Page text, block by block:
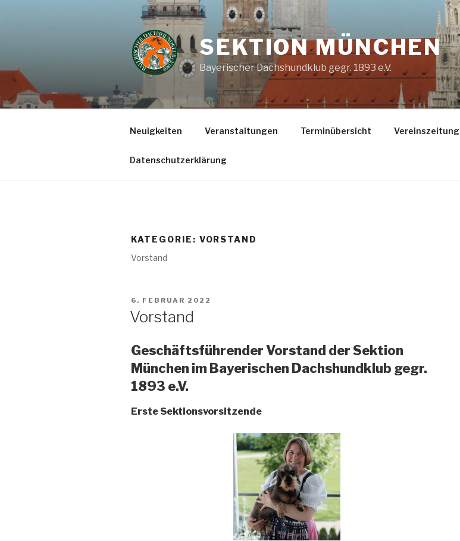
SEKTION MÜNCHEN
Bayerischer Dachshundklub gegr. 1893 e.V.
Neuigkeiten Veranstaltungen Terminübersicht Vereinszeitung
Datenschutzerklärung
KATEGORIE: VORSTAND
Vorstand
VERÖFFENTLICHT
6. FEBRUAR 2022
Vorstand
Geschäftsführender Vorstand der Sektion
München im Bayerischen Dachshundklub gegr.
1893 e.V.
Erste Sektionsvorsitzende